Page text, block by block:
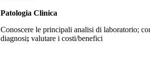
Patologia Clinica
Conoscere le principali analisi di laboratorio;
diagnosi; valutare i costi/benefici